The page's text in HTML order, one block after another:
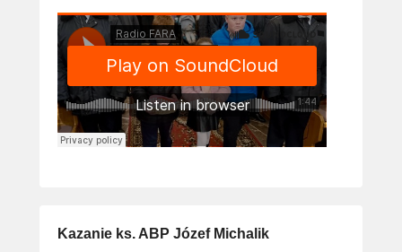
Kazanie ks. ABP Józef Michalik